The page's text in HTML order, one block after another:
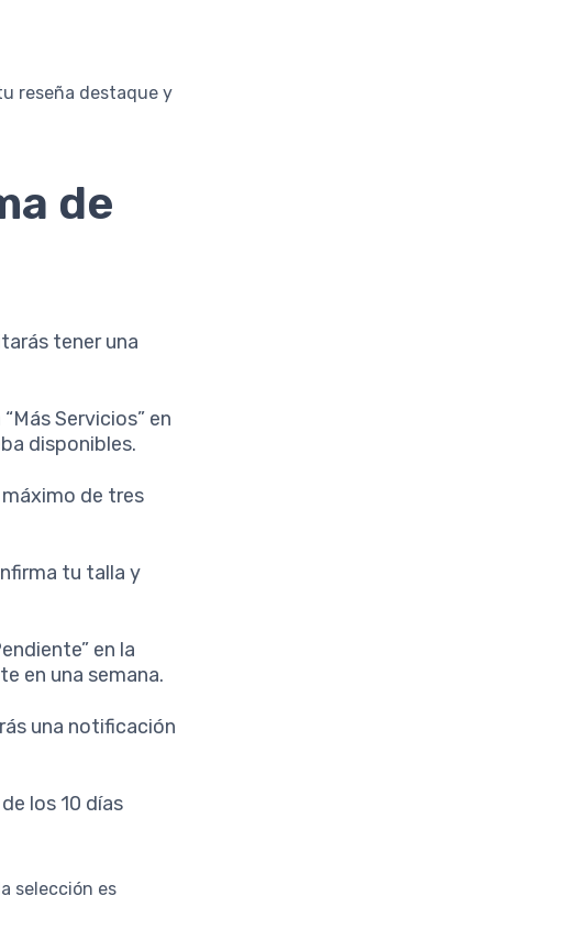
reseña destaque y
de
tener una
Servicios” en
disponibles.
de tres
tu talla y
en la
en una semana.
una notificación
los 10 días
selección es